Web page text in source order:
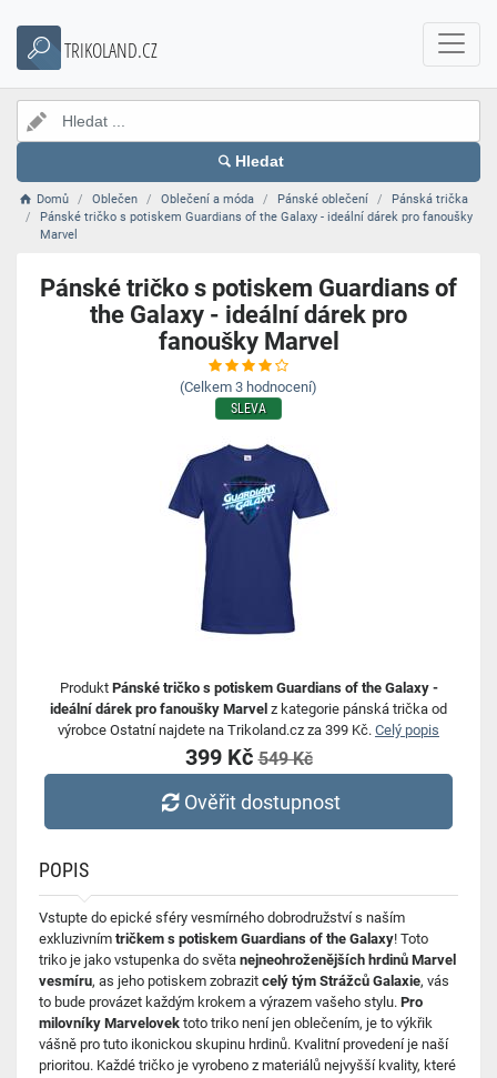
TRIKOLAND.CZ
Hledat
Domů Oblečen Oblečení a móda Pánské oblečení
Pánská trička
Pánské tričko s potiskem Guardians of the Galaxy - ideální dárek pro fanoušky
Marvel
Pánské tričko s potiskem Guardians of
the Galaxy - ideální dárek pro
fanoušky Marvel
(Celkem 3 hodnocení)
SLEVA
Produkt Pánské tričko s potiskem Guardians of the Galaxy -
ideální dárek pro fanoušky Marvel z kategorie pánská trička od
výrobce Ostatní najdete na Trikoland.cz za 399 Kč. Celý popis
399 Kč549 Kč
Ověřit dostupnost
POPIS
Vstupte do epické sféry vesmírného dobrodružství s naším
exkluzivním tričkem s potiskem Guardians of the Galaxy! Toto
triko je jako vstupenka do světa nejneohroženějších hrdinů Marvel
vesmíru, as jeho potiskem zobrazit celý tým Strážců Galaxie, vás
to bude provázet každým krokem a výrazem vašeho stylu. Pro
milovníky Marvelovek toto triko není jen oblečením, je to výkřik
vášně pro tuto ikonickou skupinu hrdinů. Kvalitní provedení je naší
prioritou. Každé tričko je vyrobeno z materiálů nejvyšší kvality, které